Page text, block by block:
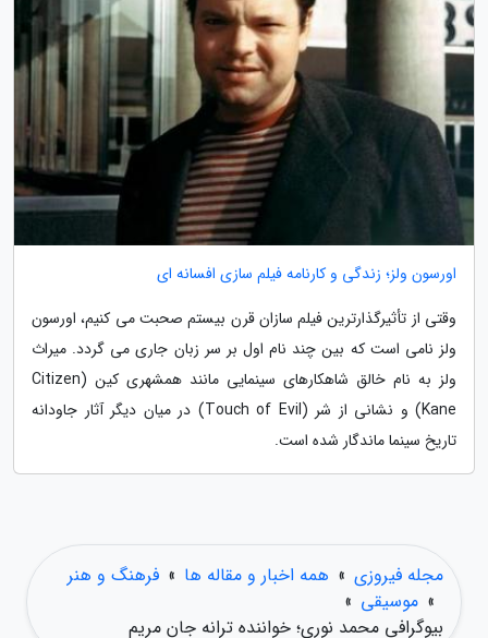
اورسون ولز؛ زندگی و کارنامه فیلم سازی افسانه ای
وقتی از تأثیرگذارترین فیلم سازان قرن بیستم صحبت می کنیم، اورسون
ولز نامی است که بین چند نام اول بر سر زبان جاری می گردد. میراث
ولز به نام خالق شاهکارهای سینمایی مانند همشهری کین (Citizen
Kane) و نشانی از شر (Touch of Evil) در میان دیگر آثار جاودانه
تاریخ سینما ماندگار شده است.
مجله فیروزی » همه اخبار و مقاله ها » فرهنگ و هنر
» موسیقی »
بیوگرافی محمد نوری؛ خواننده ترانه جان مریم